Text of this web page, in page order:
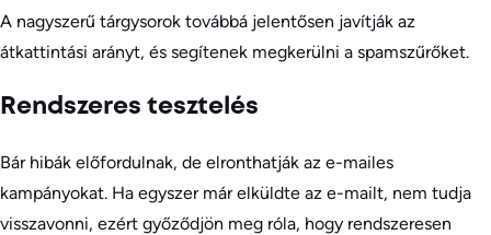
A nagyszerű tárgysorok továbbá jelentősen javítják az
átkattintási arányt, és segítenek megkerülni a spamszűrőket.
Rendszeres tesztelés
Bár hibák előfordulnak, de elronthatják az e-mailes
kampányokat. Ha egyszer már elküldte az e-mailt, nem tudja
visszavonni, ezért győződjön meg róla, hogy rendszeresen